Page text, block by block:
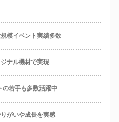
模イベント実績多数
ナル機材で実現
若手も多数活躍中
がいや成長を実感